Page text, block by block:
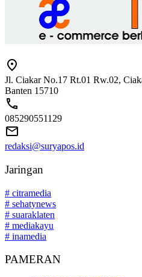
Jl. Ciakar No.17 Rt.01 Rw.02,
Banten 15710
085290551129
redaksi@suryapos.id
Jaringan
# citramedia
# sehatynews
# suaraklaten
# mediakayu
# inamedia
PAMERAN